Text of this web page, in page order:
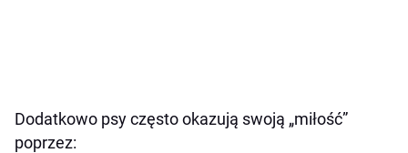
Dodatkowo psy często okazują swoją „miłość”
poprzez: